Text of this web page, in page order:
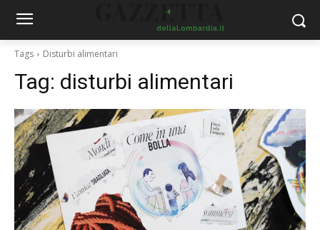
Tags Disturbi alimentari
Tag: disturbi alimentari